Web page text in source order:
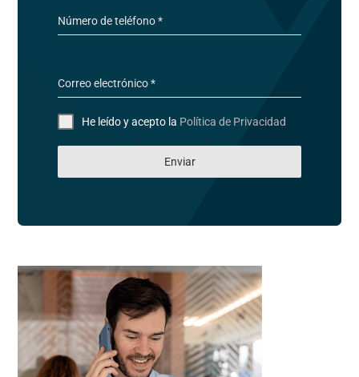
Número de teléfono*
Correo electrónico*
He leído y acepto la Política de Privacidad
Enviar